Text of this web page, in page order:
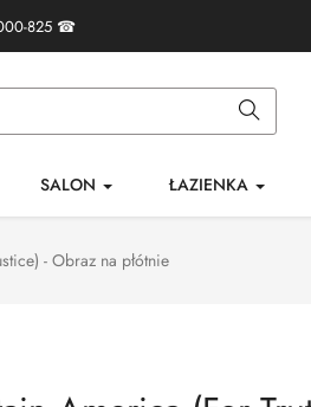
825 ☎
SALON ŁAZIENKA
- Obraz na płótnie